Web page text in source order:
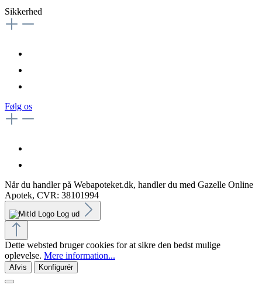
Sikkerhed
Følg os
Når du handler på Webapoteket.dk, handler du med Gazelle Online
Apotek, CVR: 38101994
Log ud
Dette websted bruger cookies for at sikre den bedst mulige
oplevelse. Mere information...
Afvis Konfigurér